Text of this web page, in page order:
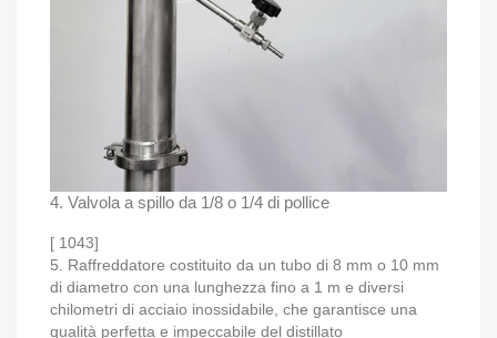
4. Valvola a spillo da 1/8 o 1/4 di pollice
[ 1043]
5. Raffreddatore costituito da un tubo di 8 mm o 10 mm
di diametro con una lunghezza fino a 1 m e diversi
chilometri di acciaio inossidabile, che garantisce una
qualità perfetta e impeccabile del distillato